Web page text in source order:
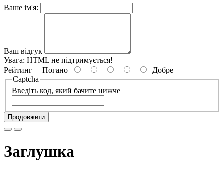
Ваше ім'я:
Ваш відгук
Увага: HTML не підтримується!
Рейтинг Погано
Добре
Captcha
Введіть код, який бачите нижче
Продовжити
Заглушка